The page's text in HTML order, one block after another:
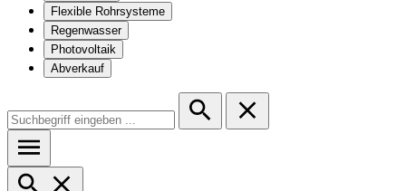
Flexible Rohrsysteme
Regenwasser
Photovoltaik
Abverkauf